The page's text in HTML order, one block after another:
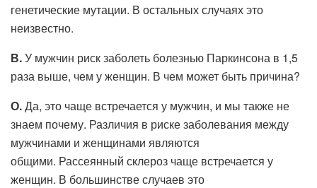
генетические мутации. В остальных случаях это
неизвестно.
В.У мужчин риск заболеть болезнью Паркинсона в 1,5
раза выше, чем у женщин. В чем может быть причина?
О.Да, это чаще встречается у мужчин, и мы также не
знаем почему. Различия в риске заболевания между
мужчинами и женщинами являются
общими. Рассеянный склероз чаще встречается у
женщин. В большинстве случаев это